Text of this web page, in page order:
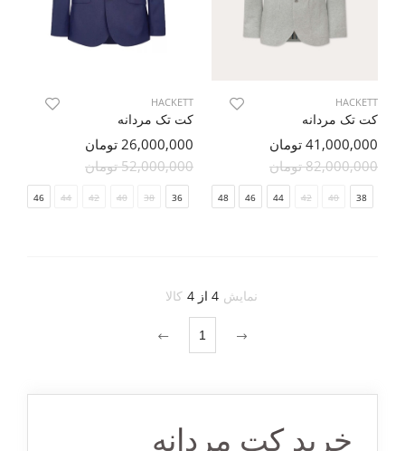
HACKETT
کت تک مردانه
41,000,000 تومان
82,000,000 تومان
38
40
42
44
46
48
HACKETT
کت تک مردانه
26,000,000 تومان
52,000,000 تومان
36
38
40
42
44
46
نمایش 4 از 4 کالا
1
خرید کت مردانه